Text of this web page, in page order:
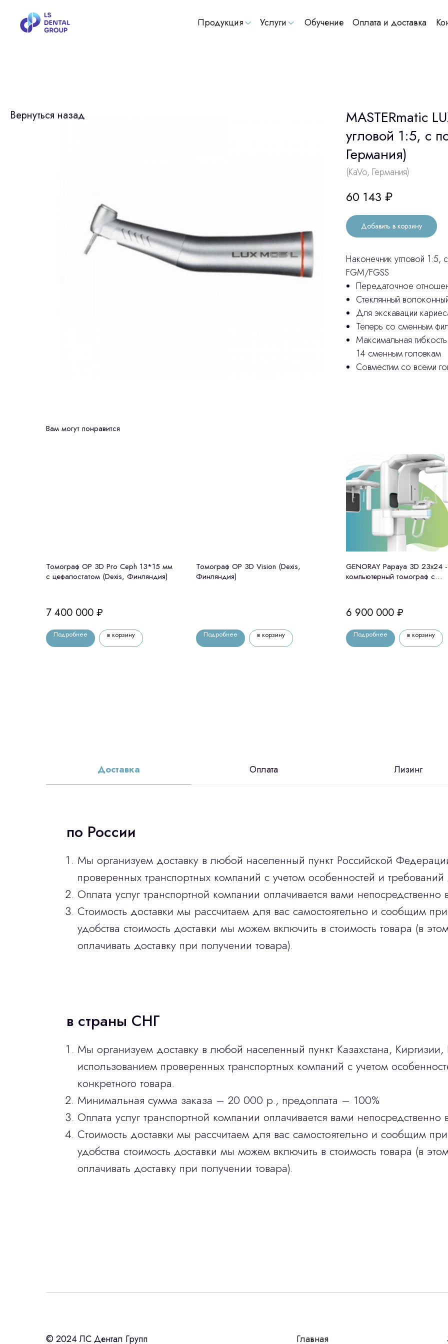
Обучение
Продукция Услуги Оплата и доставка
Вернуться назад
MASTERmatic
угловой 1:5, с
Германия)
(KaVo, Германия)
60 143 ₽
Добавить в корзину
Наконечник угловой 1:5,
FGM/FGSS
Передаточное
Стеклянный
Для экскавации
Теперь со сменным
Максимальная
14 сменным головкам
Совместим со всеми
Вам могут понравится
Томограф OP 3D Pro Ceph 13*15 мм
с цефалостатом (Dexis, Финляндия)
7 400 000 ₽
Подробнее в корзину
Томограф OP 3D Vision (Dexis,
Финляндия)
Подробнее в корзину
GENORAY Papaya 3D 23x24 -
компьютерный томограф с
6 900 000 ₽
Подробнее в корзину
Доставка Оплата Лизинг
по России
Мы организуем доставку в любой населенный пункт Российской
проверенных транспортных компаний с учетом особенностей и требований
Оплата услуг транспортной компании оплачивается вами
Стоимость доставки мы рассчитаем для вас самостоятельно и сообщим
удобства стоимость доставки мы можем включить в стоимость товара (в
оплачивать доставку при получении товара).
в страны СНГ
Мы организуем доставку в любой населенный пункт Казахстана,
использованием проверенных транспортных компаний с учетом
конкретного товара.
Минимальная сумма заказа – 20 000 р., предоплата – 100%
Оплата услуг транспортной компании оплачивается вами
Стоимость доставки мы рассчитаем для вас самостоятельно и сообщим
удобства стоимость доставки мы можем включить в стоимость товара (в
оплачивать доставку при получении товара).
Остались вопросы
Интересует лизинг?
с помощью нашего партнера ООО «Уралпромлизинг»
© 2024 ЛС Дентал Групп Главная